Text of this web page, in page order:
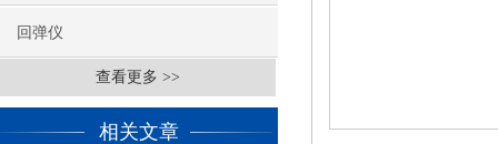
回弹仪
查看更多 >>
相关文章